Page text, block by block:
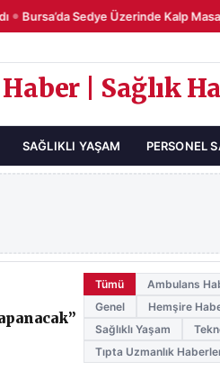
● Bursa’da Sedye Üzerinde Kalp
| Sağlık
SAĞLIKLI YAŞAM PERSONEL
Tümü Ambulans
Genel
Hemşire
Sağlıklı Yaşam
Tıpta Uzmanlık